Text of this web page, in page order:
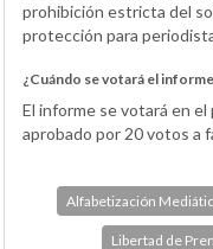
prohibición estricta del
protección para
¿Cuándo se votará el
El informe se votará en
aprobado por 20 votos a
Alfabetización
Libertad de